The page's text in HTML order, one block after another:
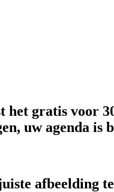
het gratis voor
uw agenda is
afbeelding